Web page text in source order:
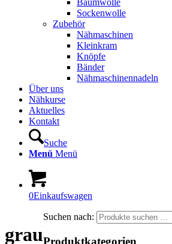
Baumwolle
Sockenwolle
Zubehör
Nähmaschinen
Kleinkram
Knöpfe
Bänder
Nähmaschinennadeln
Über uns
Nähkurse
Aktuelles
Kontakt
Suche
Menü Menü
0Einkaufswagen
grau
Suchen nach:
Produktkategorien